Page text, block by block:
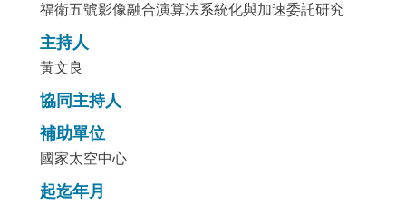
福衛五號影像融合演算法系統化與加速委託研究
主持人
黃文良
協同主持人
補助單位
國家太空中心
起迄年月